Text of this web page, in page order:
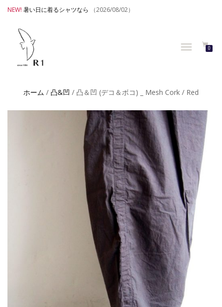
NEW! 暑い日に着るシャツなら （2026/08/02）
TOGGLE
0
ホーム / 凸&凹 / 凸＆凹 (デコ＆ボコ) _ Mesh Cork / Red